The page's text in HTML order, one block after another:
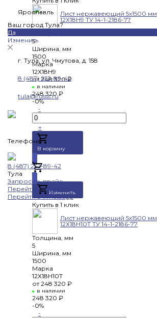
Ярославль
Ваш город Тула?
Да
Изменить
г. Тула, ул. Чмутова, д. 158
8 (487) 252-89-42
tula@russs.ru
Телефоны
8 (487) 252-89-42
Тула
Запросить прайс
Перейти в Telegram
Перейти в Whatsapp
Лист нержавеющий 5х1500 мм
12Х18Н9 ТУ 14-1-2186-77
5
Ширина, мм
1500
Марка
12Х18Н9
от 248 320 ₽
в наличии
248 320 ₽
-0%
-
+
В корзину
Добавлено
Изменить
Купить в 1 клик
Лист нержавеющий 5х1500 мм
12Х18Н10Т ТУ 14-1-2186-77
Толщина, мм
5
Ширина, мм
1500
Марка
12Х18Н10Т
от 248 320 ₽
в наличии
248 320 ₽
-0%
-